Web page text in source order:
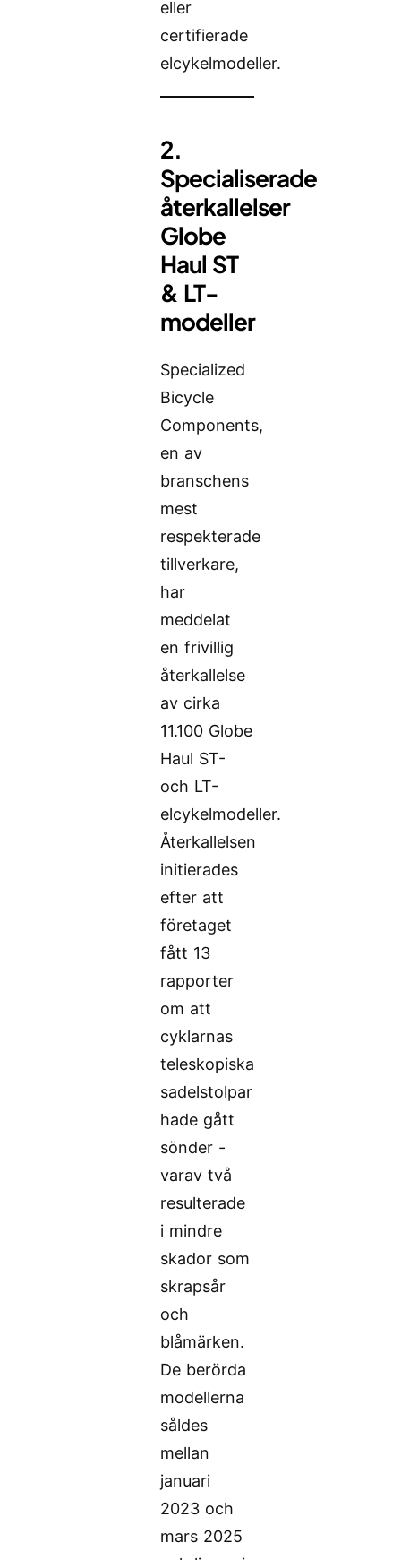
eller
certifierade
elcykelmodeller.
2.
Specialiserade
återkallelser
Globe
Haul ST
& LT-
modeller
Specialized
Bicycle
Components,
en av
branschens
mest
respekterade
tillverkare,
har
meddelat
en frivillig
återkallelse
av cirka
11.100 Globe
Haul ST-
och LT-
elcykelmodeller.
Återkallelsen
initierades
efter att
företaget
fått 13
rapporter
om att
cyklarnas
teleskopiska
sadelstolpar
hade gått
sönder -
varav två
resulterade
i mindre
skador som
skrapsår
och
blåmärken.
De berörda
modellerna
såldes
mellan
januari
2023 och
mars 2025